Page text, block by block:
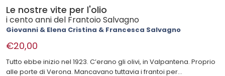
Le nostre vite per l'olio
i cento anni del Frantoio Salvagno
Giovanni & Elena Cristina & Francesca Salvagno
€20,00
Tutto ebbe inizio nel 1923. C’erano gli olivi, in Valpantena. Proprio
alle porte di Verona. Mancavano tuttavia i frantoi per...